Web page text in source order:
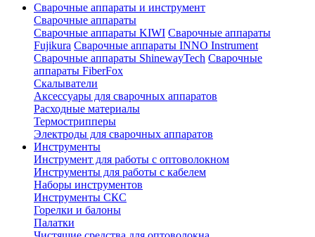
Сварочные аппараты и инструмент
Сварочные аппараты
Сварочные аппараты KIWI Сварочные аппараты
Fujikura Сварочные аппараты INNO Instrument
Сварочные аппараты ShinewayTech Cварочные
аппараты FiberFox
Скалыватели
Аксессуары для сварочных аппаратов
Расходные материалы
Термострипперы
Электроды для сварочных аппаратов
Инструменты
Инструмент для работы с оптоволокном
Инструменты для работы с кабелем
Наборы инструментов
Инструменты СКС
Горелки и балоны
Палатки